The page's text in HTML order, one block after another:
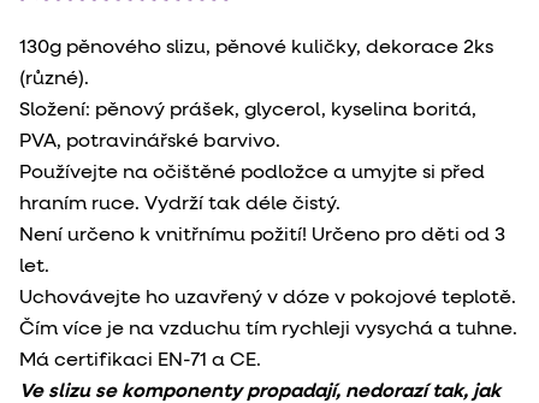
130g pěnového slizu, pěnové kuličky, dekorace 2ks
(různé).
Složení: pěnový prášek, glycerol, kyselina boritá,
PVA, potravinářské barvivo.
Používejte na očištěné podložce a umyjte si před
hraním ruce. Vydrží tak déle čistý.
Není určeno k vnitřnímu požití! Určeno pro děti od 3
let.
Uchovávejte ho uzavřený v dóze v pokojové teplotě.
Čím více je na vzduchu tím rychleji vysychá a tuhne.
Má certifikaci EN-71 a CE.
Ve slizu se komponenty propadají, nedorazí tak, jak